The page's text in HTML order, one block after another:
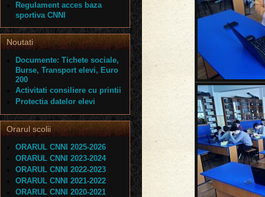
Regulament acces baza
sportiva CNNI
Noutati
Documente: Tichete sociale,
Burse, Transport elevi, Euro
200
Activitati consiliere cu printii
Protectia datelor elevi
Orarul scolii
ORARUL CNNI 2025-2026
ORARUL CNNI 2023-2024
ORARUL CNNI 2022-2023
ORARUL CNNI 2021-2022
ORARUL CNNI 2020-2021